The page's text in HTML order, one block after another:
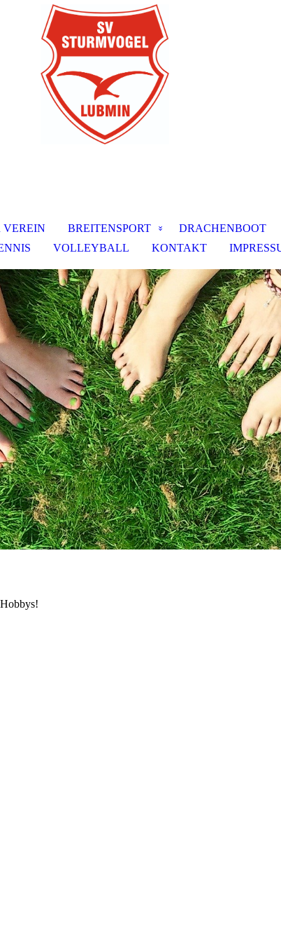
VEREIN BREITENSPORT DRACHENBOOT
VOLLEYBALL KONTAKT